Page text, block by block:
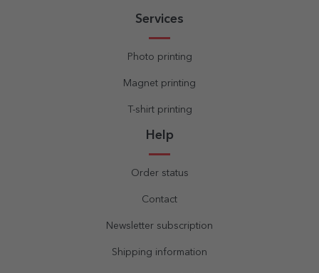
Services
Photo printing
Magnet printing
T-shirt printing
Help
Order status
Contact
Newsletter subscription
Shipping information